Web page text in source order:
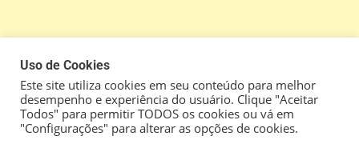
Uso de Cookies
Este site utiliza cookies em seu conteúdo para melhor
desempenho e experiência do usuário. Clique "Aceitar
Todos" para permitir TODOS os cookies ou vá em
"Configurações" para alterar as opções de cookies.